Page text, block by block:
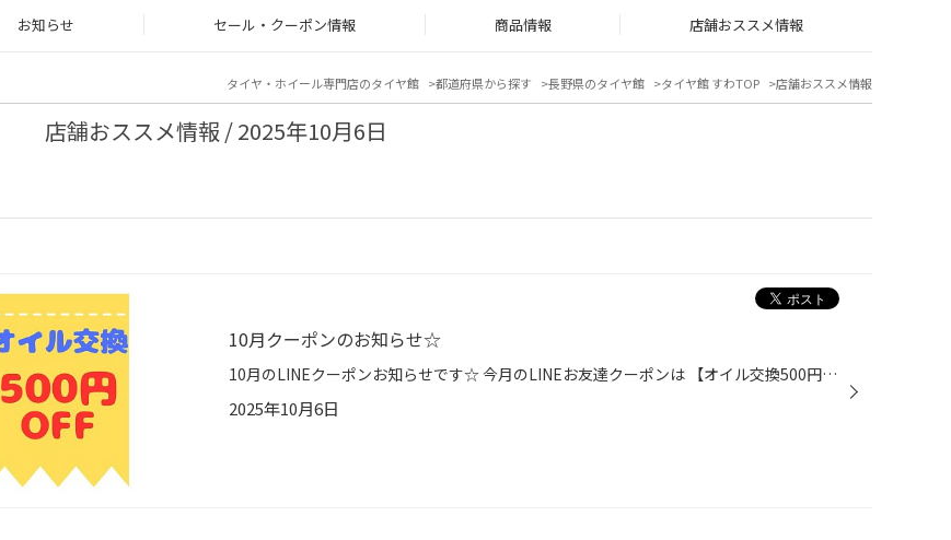
お知らせ セール・クーポン情報 商品情報 店舗おススメ情報
タイヤ・ホイール専門店のタイヤ館 都道府県から探す 長野県のタイヤ館 タイヤ館 すわTOP 店舗おススメ情報
店舗おススメ情報 / 2025年10月6日
10月クーポンのお知らせ☆
10月のLINEクーポンお知らせです☆ 今月のLINEお友達クーポンは 【オイル交換500円OFFクーポン】 です！ ご来店お待ちしております！
2025年10月6日